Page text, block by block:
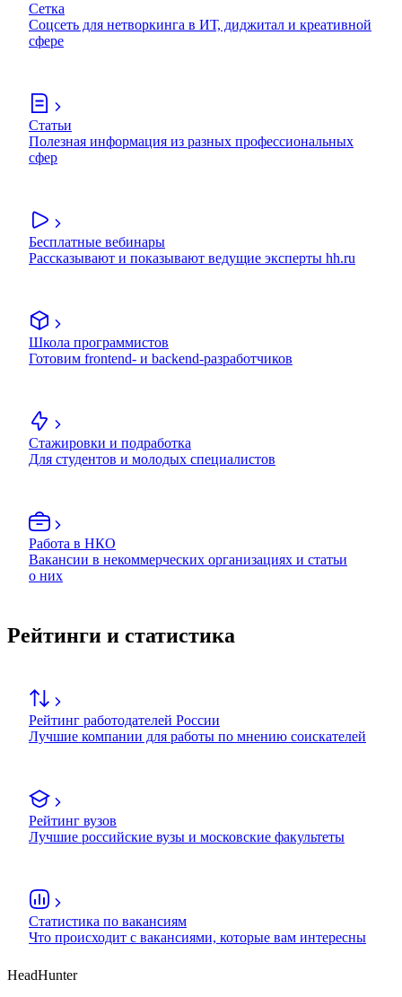
Сетка
Соцсеть для нетворкинга в ИТ, диджитал и креативной
сфере
Статьи
Полезная информация из разных профессиональных
сфер
Бесплатные вебинары
Рассказывают и показывают ведущие эксперты hh.ru
Школа программистов
Готовим frontend- и backend-разработчиков
Стажировки и подработка
Для студентов и молодых специалистов
Работа в НКО
Вакансии в некоммерческих организациях и статьи
о них
Рейтинги и статистика
Рейтинг работодателей России
Лучшие компании для работы по мнению соискателей
Рейтинг вузов
Лучшие российские вузы и московские факультеты
Статистика по вакансиям
Что происходит с вакансиями, которые вам интересны
HeadHunter